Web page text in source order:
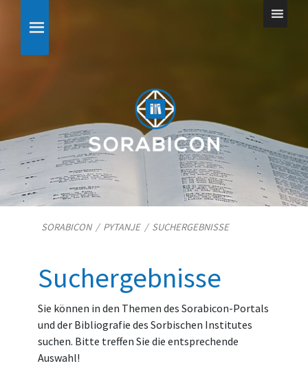
SORABICON/ PYTANJE/ SUCHERGEBNISSE
Suchergebnisse
Sie können in den Themen des Sorabicon-Portals
und der Bibliografie des Sorbischen Institutes
suchen. Bitte treffen Sie die entsprechende
Auswahl!